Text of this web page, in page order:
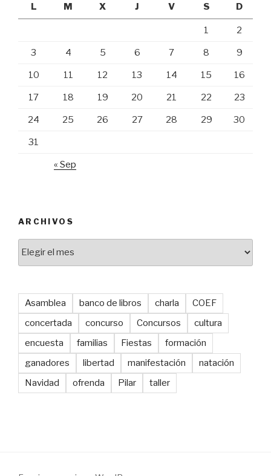
L
M X J V S D
1 2
3 4 5 6 7 8 9
10 11 12 13 14 15 16
17 18 19 20 21 22 23
24 25 26 27 28 29 30
31
« Sep
ARCHIVOS
Asamblea banco de libros charla
COEF
concertada
concurso Concursos
cultura
encuesta
familias Fiestas
formación
ganadores
libertad manifestación
natación
Navidad
ofrenda Pilar taller